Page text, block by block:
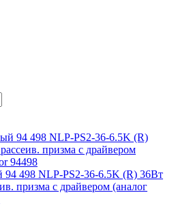
94 498 NLP-PS2-36-6.5K (R) 36Вт
призма с драйвером (аналог